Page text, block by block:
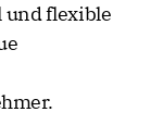
und flexible